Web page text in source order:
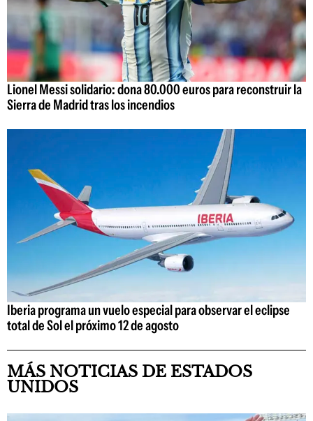
Lionel Messi solidario: dona 80.000 euros para reconstruir la
Sierra de Madrid tras los incendios
Iberia programa un vuelo especial para observar el eclipse
total de Sol el próximo 12 de agosto
MÁS NOTICIAS DE ESTADOS
UNIDOS